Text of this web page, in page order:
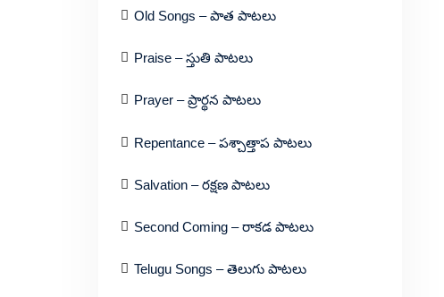
Old Songs – పాత పాటలు
Praise – స్తుతి పాటలు
Prayer – ప్రార్థన పాటలు
Repentance – పశ్చాత్తాప పాటలు
Salvation – రక్షణ పాటలు
Second Coming – రాకడ పాటలు
Telugu Songs – తెలుగు పాటలు